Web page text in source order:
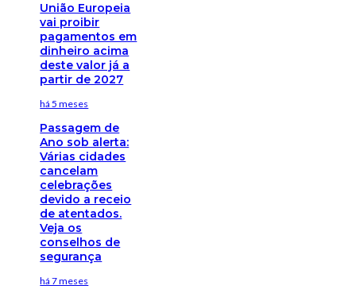
União Europeia
vai proibir
pagamentos em
dinheiro acima
deste valor já a
partir de 2027
há 5 meses
Passagem de
Ano sob alerta:
Várias cidades
cancelam
celebrações
devido a receio
de atentados.
Veja os
conselhos de
segurança
há 7 meses